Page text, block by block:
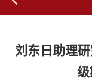
刘东日助理